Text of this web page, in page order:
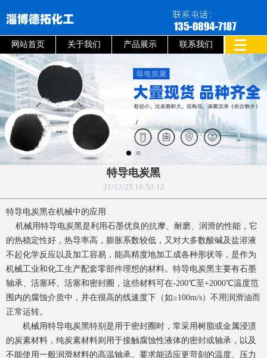
网站首页 关于我们 产品展示 联系我们
特导电炭黑
21/12/25 10:53:12
特导电炭黑在机械中的应用
机械用特导电炭黑是利用石墨优良的抗摩、耐磨、润滑的性能，它
的热稳定性好，热导率高，膨胀系数较低，又对大多数酸碱及盐溶液
不起化学反应以及加工容易，能高精度地加工成各种形状等，是作为
机械工业和化工生产配套零部件理想的材料。特导电炭黑主要有石墨
轴承、活塞环、活塞和密封圈，这些材料可在-200℃至+2000℃温度范
围内的腐蚀介质中，并在很高的线速度下（如≥100m/s）不用润滑油而
正常运转。
机械用特导电炭黑特别是用于密封圈时，常采用树脂或金属浸渍
的炭素材料，纯炭素材料则用于接触腐蚀性液体的密封或轴承，以及
不能使用一般润滑材料的高温轴承。要求能适应更苛刻的温度、压力